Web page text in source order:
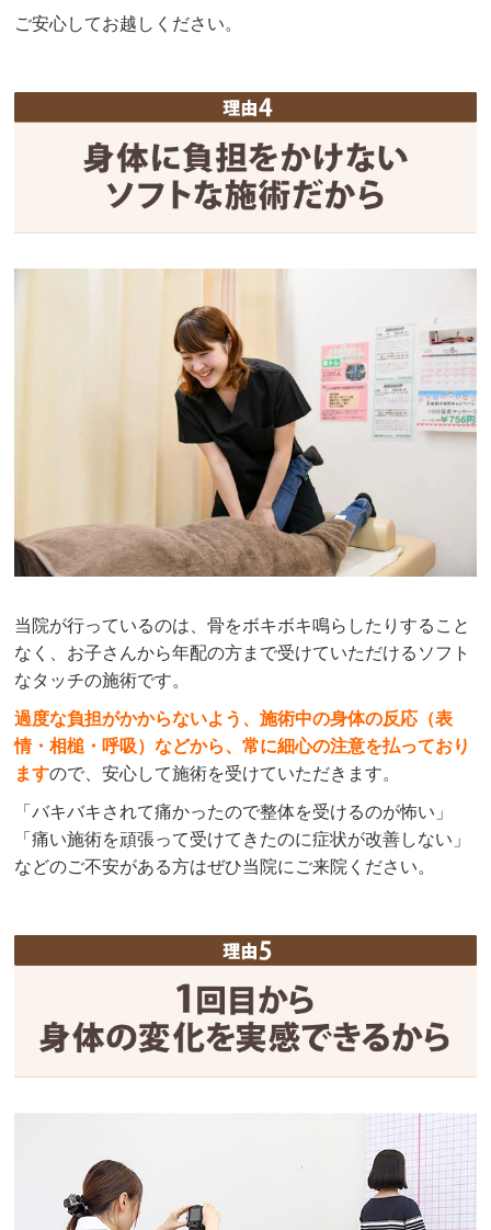
ご安心してお越しください。
当院が行っているのは、骨をボキボキ鳴らしたりすること
なく、お子さんから年配の方まで受けていただけるソフト
なタッチの施術です。
過度な負担がかからないよう、施術中の身体の反応（表
情・相槌・呼吸）などから、常に細心の注意を払っており
ますので、安心して施術を受けていただきます。
「バキバキされて痛かったので整体を受けるのが怖い」
「痛い施術を頑張って受けてきたのに症状が改善しない」
などのご不安がある方はぜひ当院にご来院ください。